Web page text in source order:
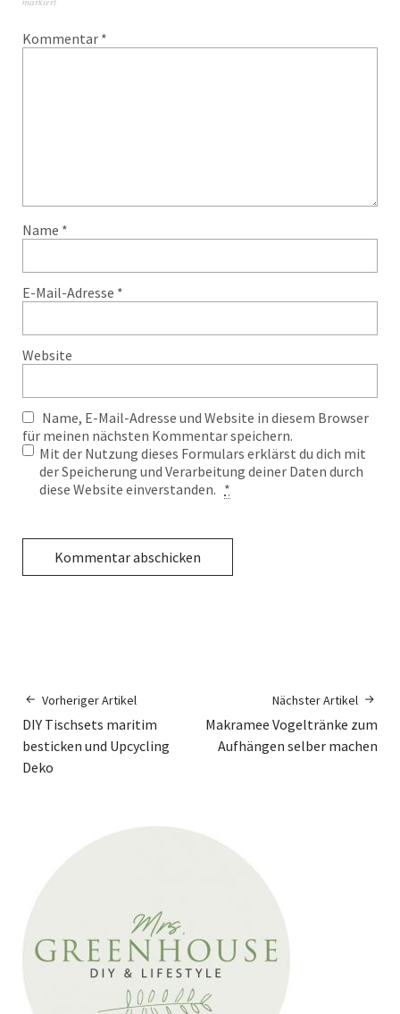
Kommentar *
Name *
E-Mail-Adresse *
Website
Name, E-Mail-Adresse und Website in diesem Browser
für meinen nächsten Kommentar speichern.
Mit der Nutzung dieses Formulars erklärst du dich mit
der Speicherung und Verarbeitung deiner Daten durch
diese Website einverstanden. *
Vorheriger Artikel
DIY Tischsets maritim
besticken und Upcycling
Deko
Nächster Artikel
Makramee Vogeltränke zum
Aufhängen selber machen